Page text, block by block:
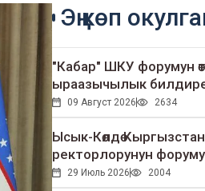
Эң көп
"Кабар" ШКУ форумун
ыраазычылык
09 Август 2026 2634
Ысык-Көлдө
ректорлорунун форуму
29 Июль 2026 2004